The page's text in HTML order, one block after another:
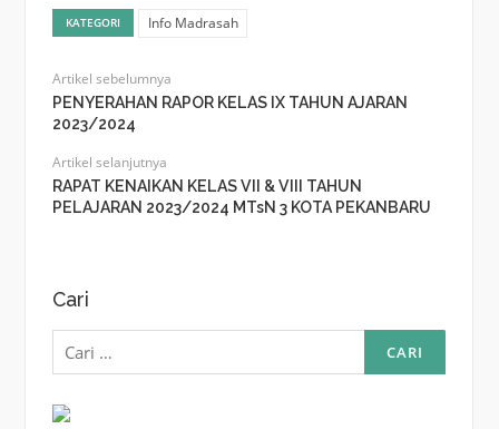
KATEGORI Info Madrasah
Artikel sebelumnya
PENYERAHAN RAPOR KELAS IX TAHUN AJARAN
2023/2024
Artikel selanjutnya
RAPAT KENAIKAN KELAS VII & VIII TAHUN
PELAJARAN 2023/2024 MTsN 3 KOTA PEKANBARU
Cari
Cari
untuk: